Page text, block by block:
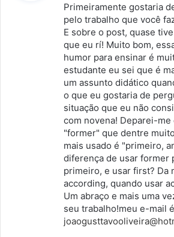
s
e
:
Primeiramente gostaria
pelo trabalho que você
E sobre o post, quase
que eu rí! Muito bom,
humor para ensinar é
estudante eu sei que é
um assunto didático
o que eu gostaria de
situação que eu não
com novena! Deparei-me
"former" que dentre
mais usado é "primeiro,
diferença de usar former
primeiro, e usar first? Da
according, quando usar
Um abraço e mais uma
seu trabalho!meu e-mail